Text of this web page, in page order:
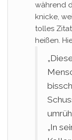
während
knicke,
tolles
heißen.
„In